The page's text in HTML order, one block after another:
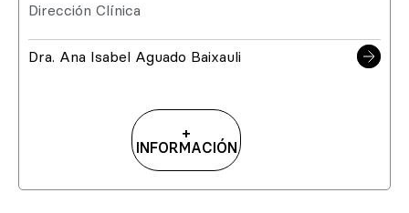
Dirección Clínica
Dra. Ana Isabel Aguado Baixauli
+
INFORMACIÓN